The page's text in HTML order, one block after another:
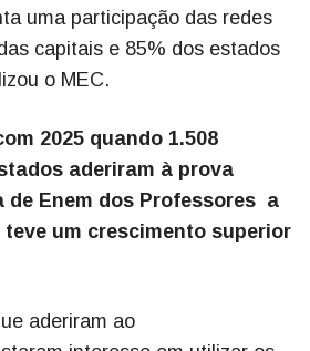
uma participação das redes
capitais e 85% dos estados
o MEC.
2025 quando 1.508
aderiram à prova
de Enem dos Professores a
teve um crescimento superior
aderiram ao